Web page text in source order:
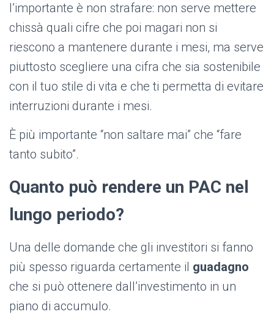
l’importante è non strafare: non serve mettere
chissà quali cifre che poi magari non si
riescono a mantenere durante i mesi, ma serve
piuttosto scegliere una cifra che sia sostenibile
con il tuo stile di vita e che ti permetta di evitare
interruzioni durante i mesi.
È più importante “non saltare mai” che “fare
tanto subito”.
Quanto può rendere un PAC nel
lungo periodo?
Una delle domande che gli investitori si fanno
più spesso riguarda certamente il guadagno
che si può ottenere dall’investimento in un
piano di accumulo.